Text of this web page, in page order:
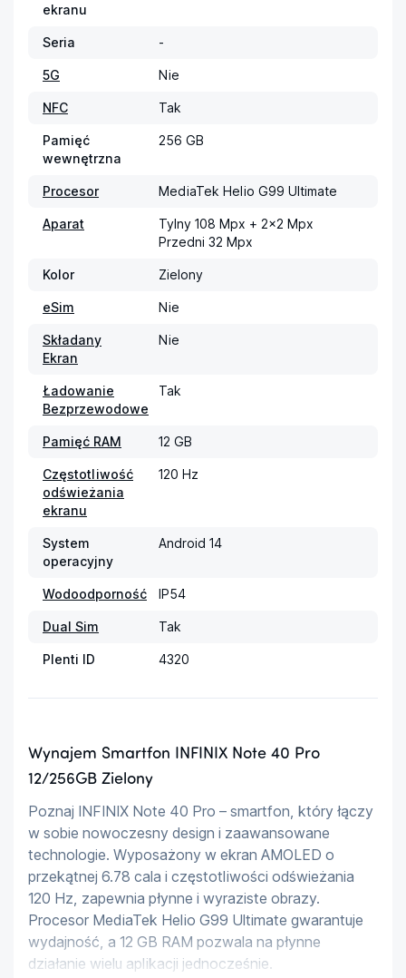
ekranu
Seria -
5G Nie
NFC Tak
Pamięć
wewnętrzna
256 GB
Procesor MediaTek Helio G99 Ultimate
Aparat
Tylny 108 Mpx + 2x2 Mpx
Przedni 32 Mpx
Kolor Zielony
eSim Nie
Składany
Ekran
Nie
Ładowanie
Bezprzewodowe
Tak
Pamięć RAM 12 GB
Częstotliwość
odświeżania
ekranu
120 Hz
System
operacyjny
Android 14
Wodoodporność IP54
Dual Sim Tak
Plenti ID 4320
Wynajem Smartfon INFINIX Note 40 Pro
12/256GB Zielony
Poznaj INFINIX Note 40 Pro – smartfon, który łączy
w sobie nowoczesny design i zaawansowane
technologie. Wyposażony w ekran AMOLED o
przekątnej 6.78 cala i częstotliwości odświeżania
120 Hz, zapewnia płynne i wyraziste obrazy.
Procesor MediaTek Helio G99 Ultimate gwarantuje
wydajność, a 12 GB RAM pozwala na płynne
działanie wielu aplikacji jednocześnie.